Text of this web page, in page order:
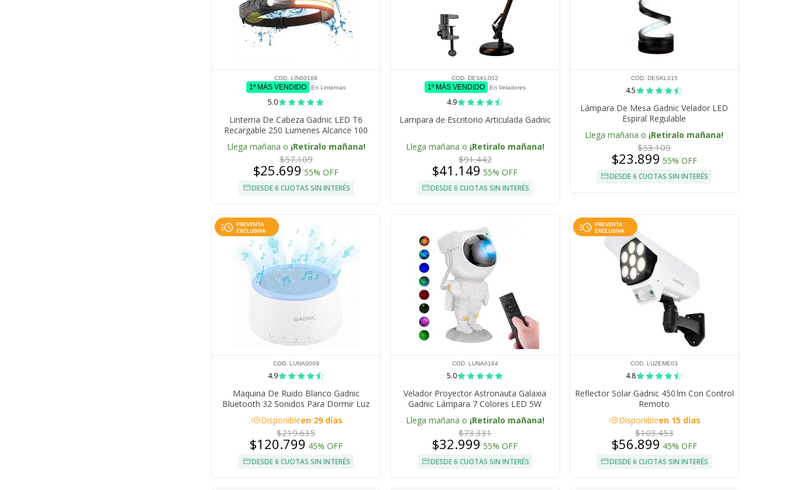
COD. LIN00168
1º MÁS VENDIDO En Linternas
5.0
Linterna De Cabeza Gadnic LED T6
Recargable 250 Lumenes Alcance 100
Metros USB IPX4 Bateria 18650
Llega mañana o ¡Retiralo mañana!
$57.109
$25.699 55% OFF
DESDE 6 CUOTAS SIN INTERÉS
COD. DESKL002
1º MÁS VENDIDO En Veladores
4.9
Lampara de Escritorio Articulada Gadnic
Llega mañana o ¡Retiralo mañana!
$91.442
$41.149 55% OFF
DESDE 6 CUOTAS SIN INTERÉS
COD. DESKL015
4.5
Lámpara De Mesa Gadnic Velador LED
Espiral Regulable
Llega mañana o ¡Retiralo mañana!
$53.109
$23.899 55% OFF
DESDE 6 CUOTAS SIN INTERÉS
COD. LUNA0009
4.9
Maquina De Ruido Blanco Gadnic
Bluetooth 32 Sonidos Para Dormir Luz
LED 8 Colores
acuteDisponibleen 29 días
$219.635
$120.799 45% OFF
DESDE 6 CUOTAS SIN INTERÉS
COD. LUNA0164
5.0
Velador Proyector Astronauta Galaxia
Gadnic Lámpara 7 Colores LED 5W
Llega mañana o ¡Retiralo mañana!
$73.331
$32.999 55% OFF
DESDE 6 CUOTAS SIN INTERÉS
COD. LUZEME03
4.8
Reflector Solar Gadnic 450 lm Con Control
Remoto
acuteDisponibleen 15 días
$103.453
$56.899 45% OFF
DESDE 6 CUOTAS SIN INTERÉS